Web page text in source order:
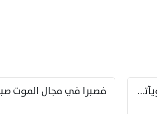
ستبدي لك الأيام ما كنت جاهلا … ويأتيك بالأخبار من لم تزوّد